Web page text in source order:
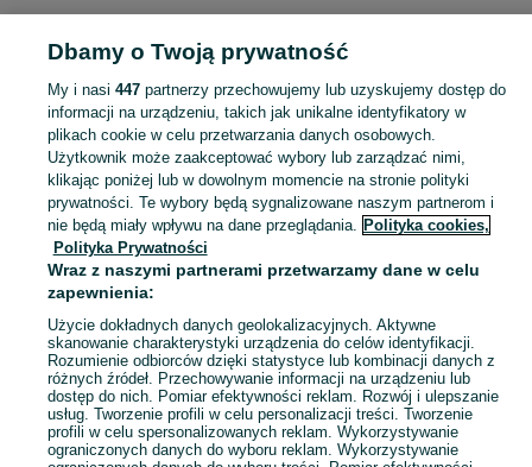
KATEGORIA
Skorzystaj z największego serwisu ogłoszeniowego w Polsce. Kupuj to, czego pragniesz i sprzedawaj to, czego już nie potrzebujesz w kategorii Stare wagi!
Mapa kategorii
Mapa miejscowości
Mapa ministron
Popularne wyszukiwania
Dbamy o Twoją prywatność
My i nasi 447partnerzy przechowujemy lub uzyskujemy dostęp do
informacji na urządzeniu, takich jak unikalne identyfikatory w
plikach cookie w celu przetwarzania danych osobowych.
Użytkownik może zaakceptować wybory lub zarządzać nimi,
klikając poniżej lub w dowolnym momencie na stronie polityki
prywatności. Te wybory będą sygnalizowane naszym partnerom i
nie będą miały wpływu na dane przeglądania. Polityka cookies,
Polityka Prywatności
Wraz z naszymi partnerami przetwarzamy dane w celu
zapewnienia:
Użycie dokładnych danych geolokalizacyjnych. Aktywne
skanowanie charakterystyki urządzenia do celów identyfikacji.
Rozumienie odbiorców dzięki statystyce lub kombinacji danych z
różnych źródeł. Przechowywanie informacji na urządzeniu lub
dostęp do nich. Pomiar efektywności reklam. Rozwój i ulepszanie
usług. Tworzenie profili w celu personalizacji treści. Tworzenie
profili w celu spersonalizowanych reklam. Wykorzystywanie
ograniczonych danych do wyboru reklam. Wykorzystywanie